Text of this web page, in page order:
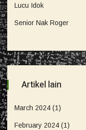
Lucu Idok
Senior Nak Roger
Artikel lain
March 2024 (1)
February 2024 (1)